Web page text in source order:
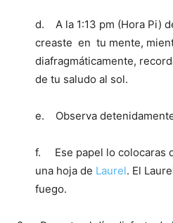
d. A la 1:13 pm (Hora Pi)
creaste en tu mente,
diafragmáticamente,
de tu saludo al sol.
e. Observa
f. Ese papel lo colocaras
una hoja de Laurel. El
fuego.